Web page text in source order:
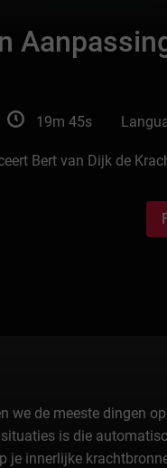
19m 45s
Bert van Dijk de
we de meeste dingen
is die
je innerlijke